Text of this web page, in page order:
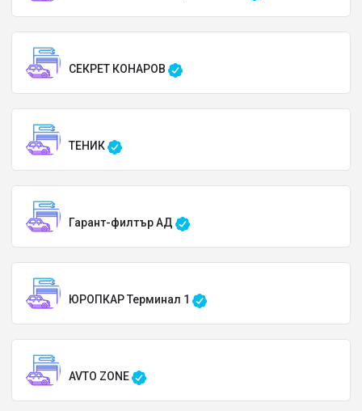
СЕКРЕТ КОНАРОВ
ТЕНИК
Гарант-филтър АД
ЮРОПКАР Терминал 1
AVTO ZONE